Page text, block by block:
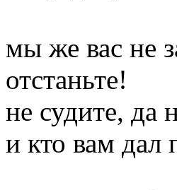
мы же вас не
отстаньте!
не судите, да
и кто вам дал